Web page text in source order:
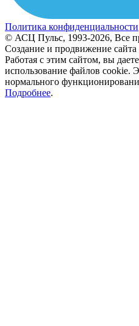
Политика конфиденциальности
© АСЦ Пульс, 1993-2026, Все
Создание и продвижение сайта
Работая с этим сайтом, вы
использование файлов cookie.
нормального
Подробнее.